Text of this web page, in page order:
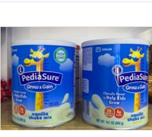
dưỡng có gì đặc biệt? Giá sữa
Meadow Fresh trên thị trường hiện
nay ra sao? Hãy cùng tìm hiểu ngay.